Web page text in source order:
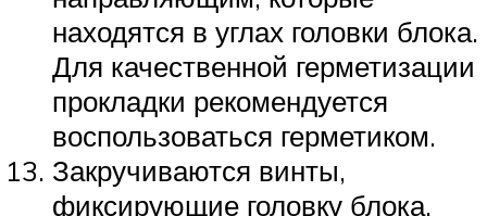
находятся в углах головки блока.
Для качественной герметизации
прокладки рекомендуется
воспользоваться герметиком.
Закручиваются винты,
фиксирующие головку блока.